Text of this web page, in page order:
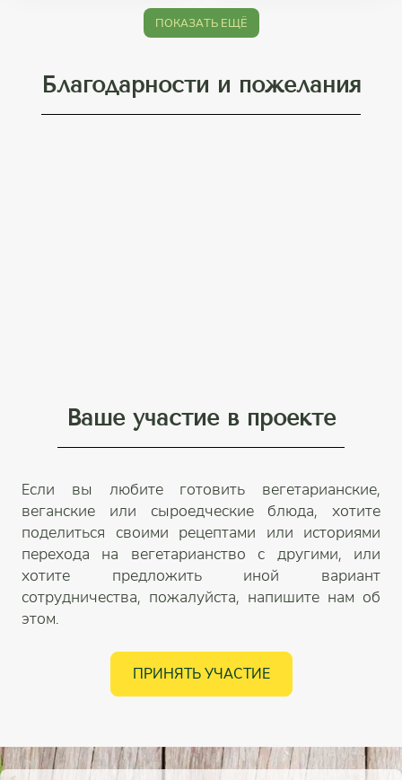
ПОКАЗАТЬ ЕЩЁ
Благодарности и пожелания
Ваше участие в проекте
Если вы любите готовить вегетарианские,
веганские или сыроедческие блюда, хотите
поделиться своими рецептами или историями
перехода на вегетарианство с другими, или
хотите предложить иной вариант
сотрудничества, пожалуйста, напишите нам об
этом.
ПРИНЯТЬ УЧАСТИЕ